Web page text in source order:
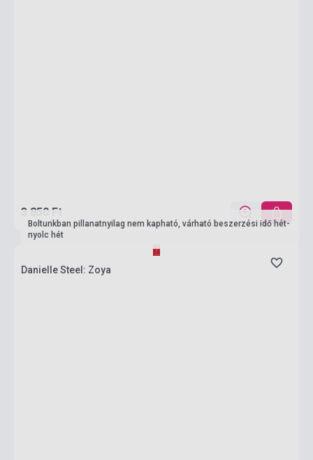
3 850 Ft
Boltunkban pillanatnyilag nem kapható, várható beszerzési idő hét-
nyolc hét
Danielle Steel: Zoya